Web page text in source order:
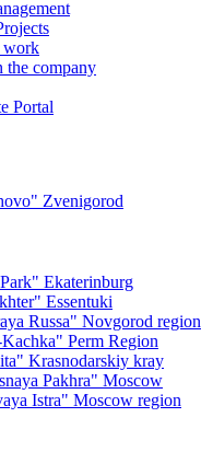
work
the company
Portal
Zvenigorod
Ekaterinburg
Essentuki
Russa" Novgorod region
Perm Region
Krasnodarskiy kray
Pakhra" Moscow
Istra" Moscow region